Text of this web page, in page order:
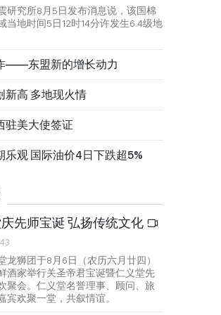
研究所8月5日发布消息说，该国棉
当地时间5日12时14分许发生6.4级地
——东盟新的增长动力
新高 多地现火情
驻美大使签证
乐观 国际油价4日下跌超5%
先师宝诞 弘扬传统文化
龙狮团于8月6日（农历六月廿四）
酒家举行关圣帝君宝诞暨仁义堂先
聚会。仁义堂名誉理事、顾问、旅
宾欢聚一堂，共叙情谊。